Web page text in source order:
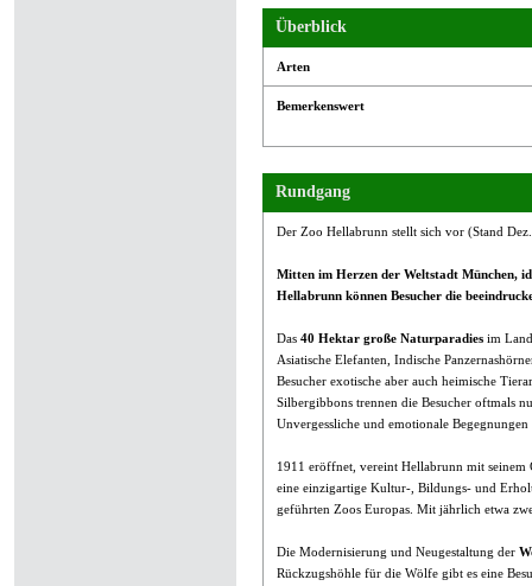
Überblick
Arten
Bemerkenswert
Rundgang
Der Zoo Hellabrunn stellt sich vor (Stand
Mitten im Herzen der Weltstadt München,
Hellabrunn können Besucher die
Das 40 Hektar große Naturparadiesim
Asiatische Elefanten, Indische
Besucher exotische aber auch heimische
Silbergibbons trennen die Besucher oftmals
Unvergessliche und emotionale
1911 eröffnet, vereint Hellabrunn mit
eine einzigartige Kultur-, Bildungs- und
geführten Zoos Europas. Mit jährlich etwa
Die Modernisierung und Neugestaltung der
Rückzugshöhle für die Wölfe gibt es eine